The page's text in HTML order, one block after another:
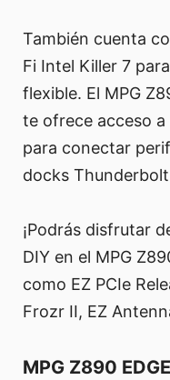
También cuenta
Fi Intel Killer 7
flexible. El MPG
te ofrece acceso
para conectar
docks
¡Podrás disfrutar
DIY en el MPG
como EZ PCIe
Frozr II, EZ
MPG Z890